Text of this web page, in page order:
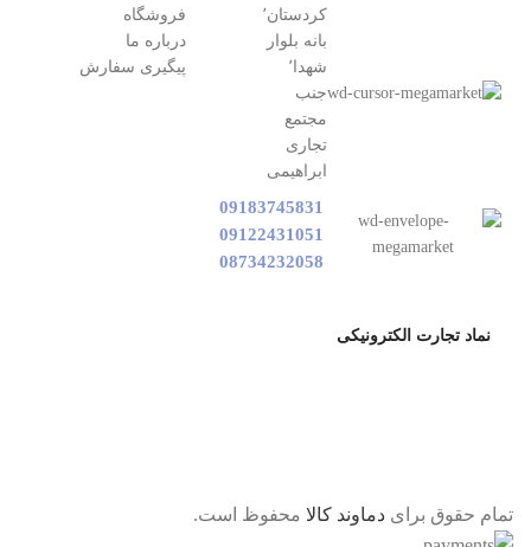
کردستان٬
بانه بلوار
شهدا٬
جنب
مجتمع
تجاری
ابراهیمی
09183745831
09122431051
08734232058
فروشگاه
درباره ما
پیگیری سفارش
نماد تجارت الکترونیکی
تمام حقوق برای دماوند کالا محفوظ است.